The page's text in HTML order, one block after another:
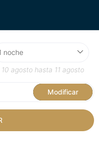
10 agosto hasta 11 agosto
Modificar